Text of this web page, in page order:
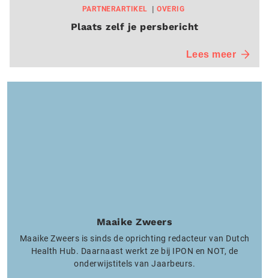
PARTNERARTIKEL OVERIG
Plaats zelf je persbericht
Lees meer
Maaike Zweers
Maaike Zweers is sinds de oprichting redacteur van Dutch
Health Hub. Daarnaast werkt ze bij IPON en NOT, de
onderwijstitels van Jaarbeurs.